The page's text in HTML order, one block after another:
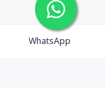
WhatsApp